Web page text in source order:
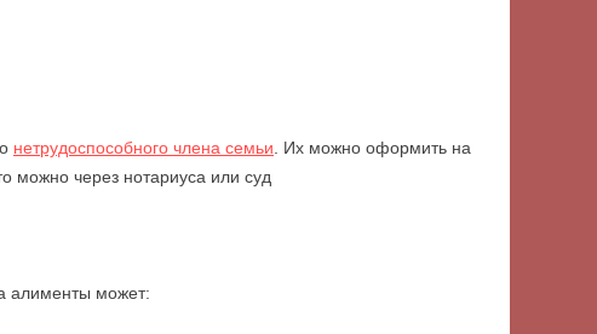
нетрудоспособного члена семьи. Их можно оформить на
можно через нотариуса или суд
алименты может: